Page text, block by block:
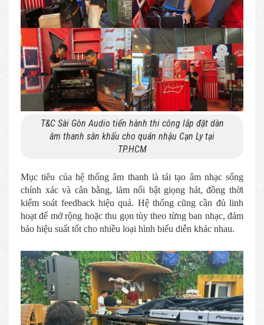
T&C Sài Gòn Audio tiến hành thi công lắp đặt dàn
âm thanh sân khấu cho quán nhậu Cạn Ly tại
TP.HCM
Mục tiêu của hệ thống âm thanh là tái tạo âm nhạc sống
chính xác và cân bằng, làm nổi bật giọng hát, đồng thời
kiểm soát feedback hiệu quả. Hệ thống cũng cần đủ linh
hoạt để mở rộng hoặc thu gọn tùy theo từng ban nhạc, đảm
bảo hiệu suất tốt cho nhiều loại hình biểu diễn khác nhau.